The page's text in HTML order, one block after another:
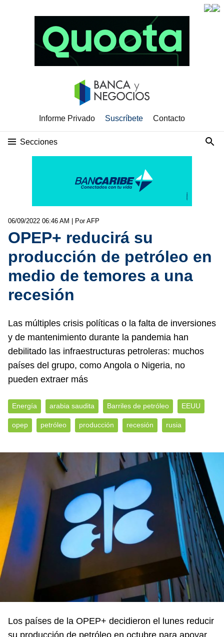
Informe Privado Suscríbete Contacto
Secciones
06/09/2022 06:46 AM | Por AFP
OPEP+ reducirá su
producción de petróleo en
medio de temores a una
recesión
Las múltiples crisis políticas o la falta de inversiones
y de mantenimiento durante la pandemia han
debilitado las infraestructuras petroleras: muchos
países del grupo, como Angola o Nigeria, no
pueden extraer más
Energía arabia saudita Barriles de petróleo EEUU
opep petróleo producción recesión rusia
Los países de la OPEP+ decidieron el lunes reducir
su producción de petróleo en octubre para apoyar